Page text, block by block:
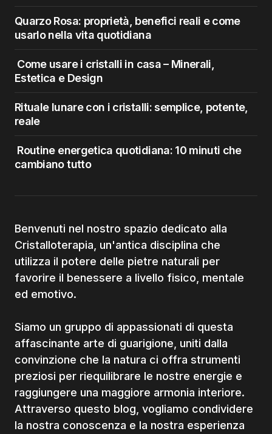
Quarzo Rosa: proprietà, benefici reali e come
usarlo nella vita quotidiana
Come usare i cristalli in casa – Minerali,
Estetica e Design
Rituale lunare con i cristalli: semplice, potente,
reale
Routine energetica quotidiana: 10 minuti che
cambiano tutto
Benvenuti nel nostro spazio dedicato alla
Cristalloterapia, un'antica disciplina che
utilizza il potere delle pietre naturali per
favorire il benessere a livello fisico, mentale
ed emotivo.
Siamo un gruppo di appassionati di questa
affascinante arte di guarigione, uniti dalla
convinzione che la natura ci offra strumenti
preziosi per riequilibrare le nostre energie e
raggiungere una maggiore armonia interiore.
Attraverso questo blog, vogliamo condividere
la nostra conoscenza e la nostra esperienza